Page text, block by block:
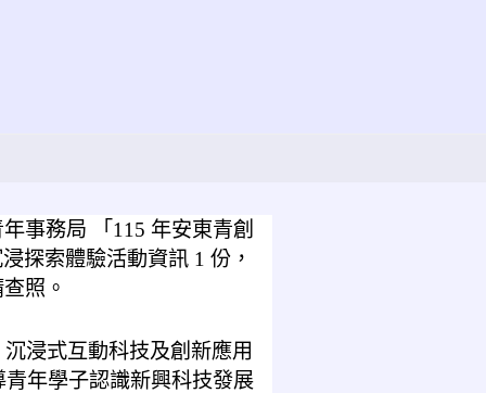
事務局 「115 年安東青創
探索體驗活動資訊 1 份，
照。
浸式互動科技及創新應用
年學子認識新興科技發展